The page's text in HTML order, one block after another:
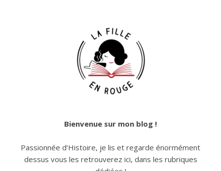
Bienvenue sur mon blog !
Passionnée d’Histoire, je lis et regarde énormément
dessus vous les retrouverez ici, dans les rubriques